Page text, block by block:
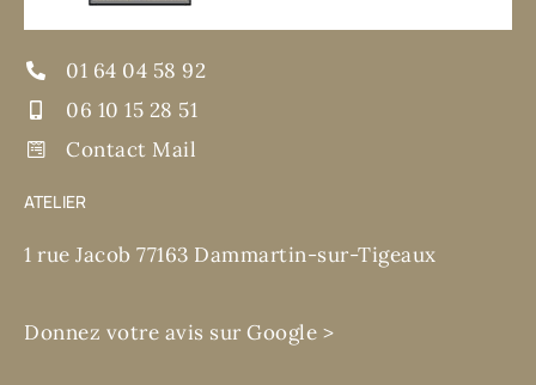
01 64 04 58 92
06 10 15 28 51
Contact Mail
ATELIER
1 rue Jacob 77163 Dammartin-sur-Tigeaux
Donnez votre avis sur Google >